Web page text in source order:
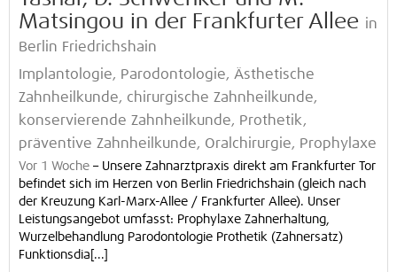
Matsingou in der Frankfurter Allee in
Berlin Friedrichshain
Implantologie, Parodontologie, Ästhetische
Zahnheilkunde, chirurgische Zahnheilkunde,
konservierende Zahnheilkunde, Prothetik,
präventive Zahnheilkunde, Oralchirurgie, Prophylaxe
Vor 1 Woche – Unsere Zahnarztpraxis direkt am Frankfurter Tor
befindet sich im Herzen von Berlin Friedrichshain (gleich nach
der Kreuzung Karl-Marx-Allee / Frankfurter Allee). Unser
Leistungsangebot umfasst: Prophylaxe Zahnerhaltung,
Wurzelbehandlung Parodontologie Prothetik (Zahnersatz)
Funktionsdia[...]